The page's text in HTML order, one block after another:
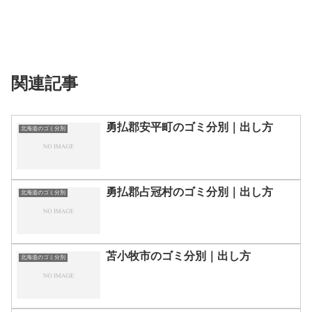
関連記事
北海道のゴミ分別 勇払郡安平町のゴミ分別｜出し方
北海道のゴミ分別 勇払郡占冠村のゴミ分別｜出し方
北海道のゴミ分別 苫小牧市のゴミ分別｜出し方